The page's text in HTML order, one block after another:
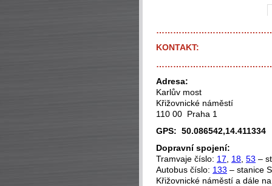
KONTAKT:
Adresa:
Karlův most
Křižovnické náměstí
110 00 Praha 1
GPS: 50.086542,14.411334
Dopravní spojení:
Tramvaje číslo: 17 18 53 –
Autobus číslo: 133 – stanice
Křižovnické náměstí a dále